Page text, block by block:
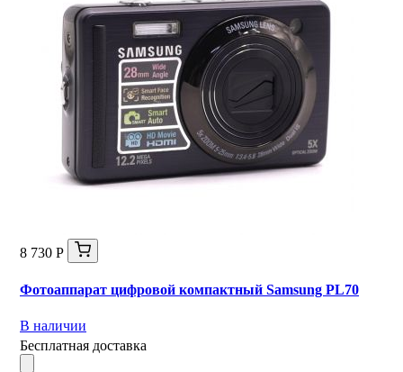
8 730 Р
Фотоаппарат цифровой компактный Samsung PL70
В наличии
Бесплатная доставка